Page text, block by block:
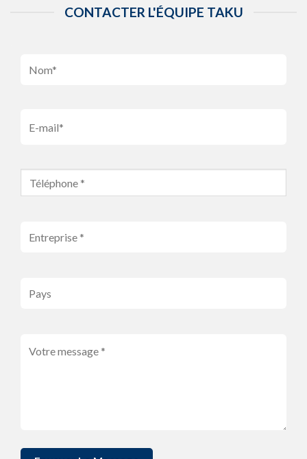
CONTACTER L'ÉQUIPE TAKU